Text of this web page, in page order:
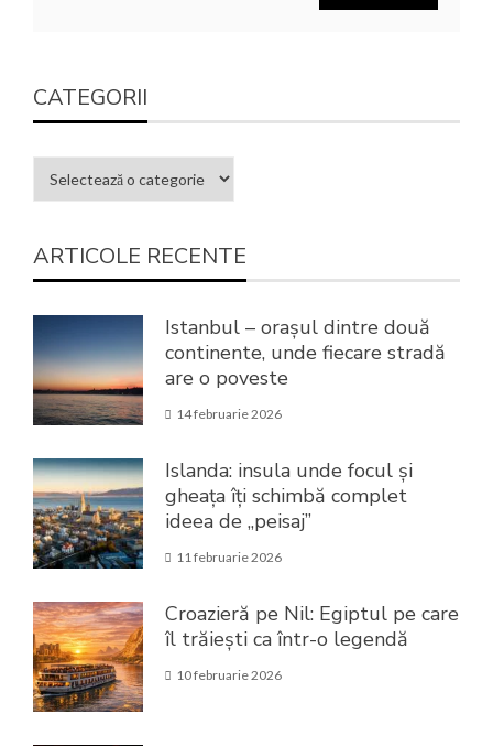
CATEGORII
ARTICOLE RECENTE
Istanbul – orașul dintre două
continente, unde fiecare stradă
are o poveste
14 februarie 2026
Islanda: insula unde focul și
gheața îți schimbă complet
ideea de „peisaj”
11 februarie 2026
Croazieră pe Nil: Egiptul pe care
îl trăiești ca într-o legendă
10 februarie 2026